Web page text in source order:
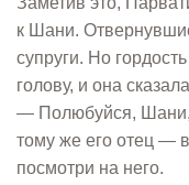
к Шани.
супруги. Но
голову, и она
— Полюбуйся, Шани,
тому же его отец —
посмотри на него.